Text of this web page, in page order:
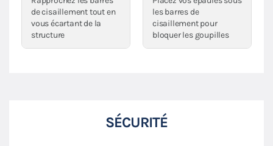
de cisaillement tout en
vous écartant de la
structure
les barres de
cisaillement pour
bloquer les goupilles
SÉCURITÉ